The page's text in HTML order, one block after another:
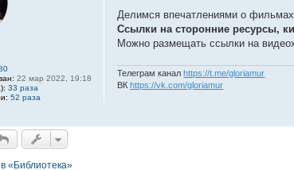
22 мар 2022, 19:18
33 раза
52 раза
о
щ
е
е
Делимся впечатлениями о фильмах
Ссылки на сторонние ресурсы,
Можно размещать ссылки на
Телеграм каналhttps://t.me/gloriamur
ВКhttps://vk.com/gloriamur
«Библиотека»